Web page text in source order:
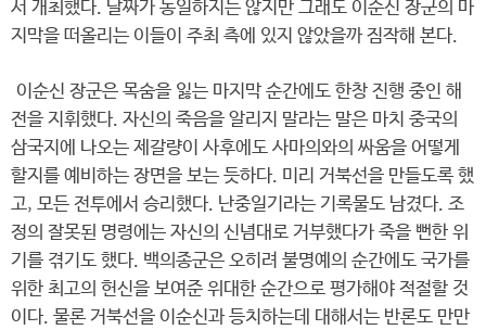
서 개최했다. 날짜가 동일하지는 않지만 그래도 이순신 장군의 마
지막을 떠올리는 이들이 주최 측에 있지 않았을까 짐작해 본다.
이순신 장군은 목숨을 잃는 마지막 순간에도 한창 진행 중인 해
전을 지휘했다. 자신의 죽음을 알리지 말라는 말은 마치 중국의
삼국지에 나오는 제갈량이 사후에도 사마의와의 싸움을 어떻게
할지를 예비하는 장면을 보는 듯하다. 미리 거북선을 만들도록 했
고, 모든 전투에서 승리했다. 난중일기라는 기록물도 남겼다. 조
정의 잘못된 명령에는 자신의 신념대로 거부했다가 죽을 뻔한 위
기를 겪기도 했다. 백의종군은 오히려 불명예의 순간에도 국가를
위한 최고의 헌신을 보여준 위대한 순간으로 평가해야 적절할 것
이다. 물론 거북선을 이순신과 등치하는데 대해서는 반론도 만만